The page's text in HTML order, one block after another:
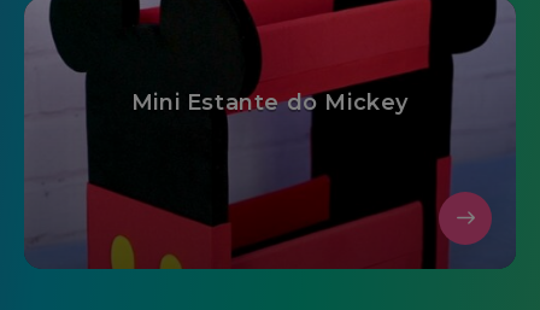
Mini Estante do Mickey